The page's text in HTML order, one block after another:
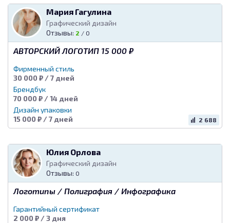
Мария Гагулина
Графический дизайн
Отзывы: 2 / 0
АВТОРСКИЙ ЛОГОТИП 15 000 ₽
Фирменный стиль
30 000 ₽ / 7 дней
Брендбук
70 000 ₽ / 14 дней
Дизайн упаковки
15 000 ₽ / 7 дней
2 688
Юлия Орлова
Графический дизайн
Отзывы: 0
Логотипы / Полиграфия / Инфографика
Гарантийный сертификат
2 000 ₽ / 3 дня